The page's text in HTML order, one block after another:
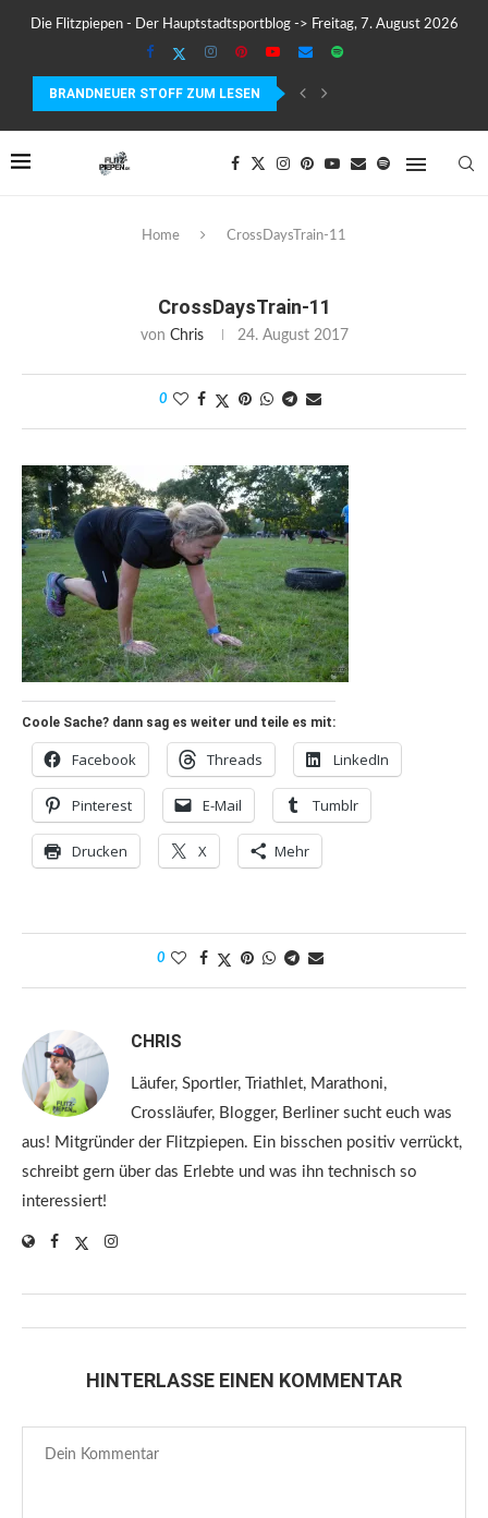
Die Flitzpiepen - Der Hauptstadtsportblog -> Freitag, 7. August 2026
BRANDNEUER STOFF ZUM LESEN
MEIN ERSTER MARATHON: 42,195 KILOMETER PURE VERRÜCKTHEIT,
Home CrossDaysTrain-11
CrossDaysTrain-11
von Chris 24. August 2017
0
Coole Sache? dann sag es weiter und teile es mit:
Facebook Threads LinkedIn
Pinterest E-Mail Tumblr
Drucken X Mehr
0
CHRIS
Läufer, Sportler, Triathlet, Marathoni,
Crossläufer, Blogger, Berliner sucht euch was
aus! Mitgründer der Flitzpiepen. Ein bisschen positiv verrückt,
schreibt gern über das Erlebte und was ihn technisch so
interessiert!
HINTERLASSE EINEN KOMMENTAR